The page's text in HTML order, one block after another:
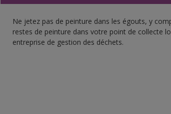
Ne jetez pas de peinture dans les égouts, y
restes de peinture dans votre point de collecte
entreprise de gestion des déchets.